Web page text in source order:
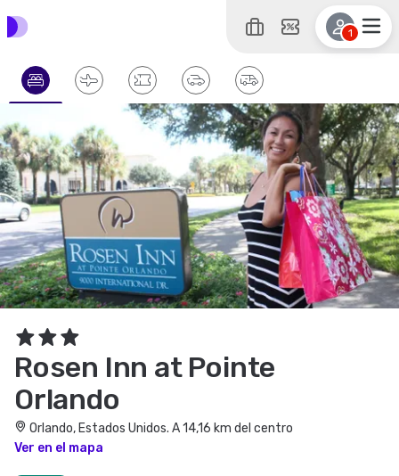
1
Rosen Inn at Pointe
Orlando
Orlando, Estados Unidos. A 14,16 km del centro
Ver en el mapa